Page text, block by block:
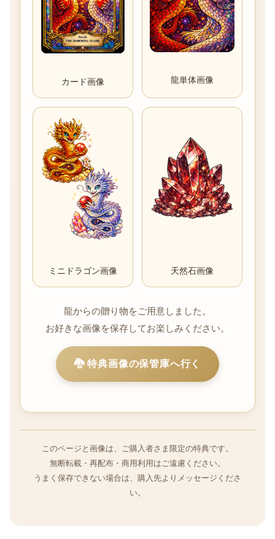
カード画像 龍単体画像
ミニドラゴン画像 天然石画像
龍からの贈り物をご用意しました。
お好きな画像を保存してお楽しみください。
🐉 特典画像の保管庫へ行く
このページと画像は、ご購入者さま限定の特典です。
無断転載・再配布・商用利用はご遠慮ください。
うまく保存できない場合は、購入先よりメッセージくださ
い。